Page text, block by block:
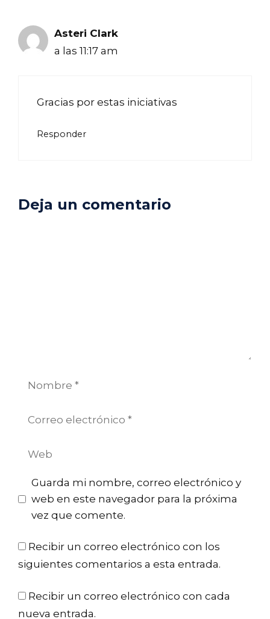
Asteri Clark
a las 11:17 am
Gracias por estas iniciativas
Responder
Deja un comentario
Nombre
Guarda mi nombre, correo electrónico y
web en este navegador para la próxima
vez que comente.
Recibir un correo electrónico con los
siguientes comentarios a esta entrada.
Recibir un correo electrónico con cada
nueva entrada.